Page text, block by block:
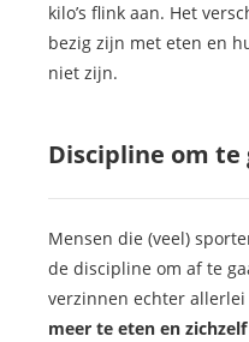
kilo’s flink aan. Het
bezig zijn met eten en
niet zijn.
Discipline om te
Mensen die (veel)
de discipline om af te
verzinnen echter
meer te eten en